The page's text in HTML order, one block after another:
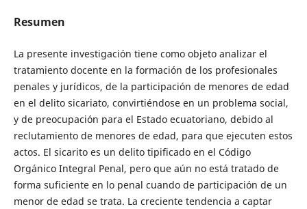
Resumen
La presente investigación tiene como objeto analizar el
tratamiento docente en la formación de los profesionales
penales y jurídicos, de la participación de menores de edad
en el delito sicariato, convirtiéndose en un problema social,
y de preocupación para el Estado ecuatoriano, debido al
reclutamiento de menores de edad, para que ejecuten estos
actos. El sicarito es un delito tipificado en el Código
Orgánico Integral Penal, pero que aún no está tratado de
forma suficiente en lo penal cuando de participación de un
menor de edad se trata. La creciente tendencia a captar